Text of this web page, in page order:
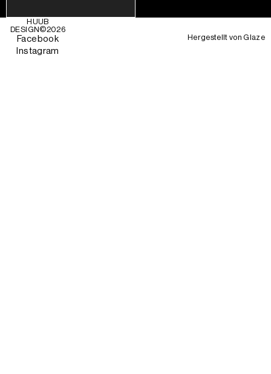
HUUB
DESIGN©2026
Facebook
Instagram
Hergestellt vonGlaze